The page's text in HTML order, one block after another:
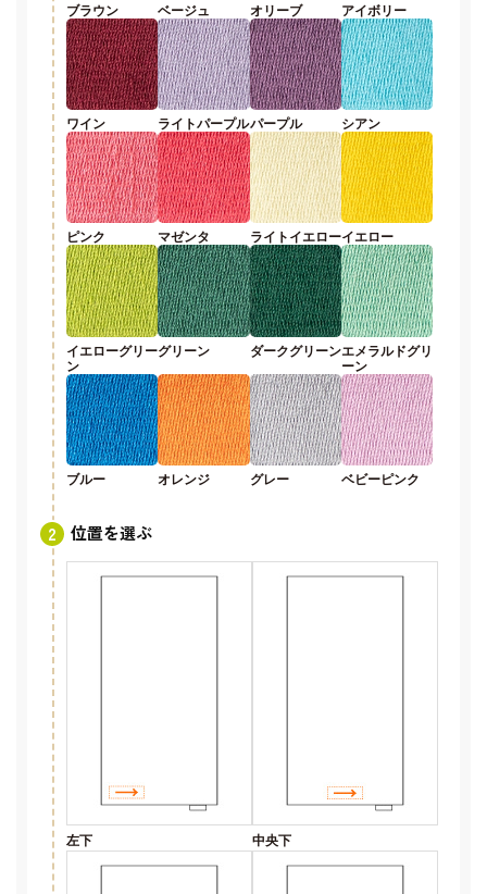
ブラウン ベージュ オリーブ アイボリー
ワイン ライトパープルパープル シアン
ピンク マゼンタ ライトイエローイエロー
イエローグリー
ン
グリーン ダークグリーンエメラルドグリ
ーン
ブルー オレンジ グレー ベビーピンク
位置を選ぶ
左下 中央下